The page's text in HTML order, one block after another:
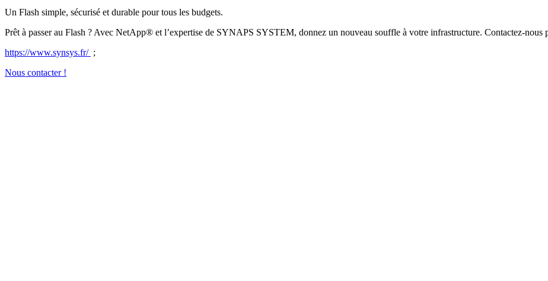
Un Flash simple, sécurisé et durable pour tous les budgets.
Prêt à passer au Flash ? Avec NetApp® et l’expertise de SYNAPS SYSTEM, donnez un nouveau souffle à votre infrastructure. Contactez-nous
https://www.synsys.fr/ ;
Nous contacter !